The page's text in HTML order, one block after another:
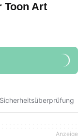
Toon Art
Sicherheitsüberprüfung